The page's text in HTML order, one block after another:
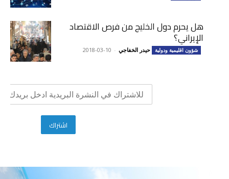
هل يحرم دول الخليج من فرص الاقتصاد
الإيراني؟
شؤون اقليمية ودولية حيدر الخفاجي -
2018-03-10